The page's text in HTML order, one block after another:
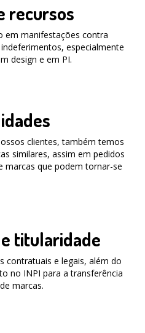
recursos
em manifestações contra
especialmente
design e em PI.
clientes, também temos
similares, assim em pedidos
marcas que podem tornar-se
titularidade
contratuais e legais, além do
no INPI para a transferência
marcas.